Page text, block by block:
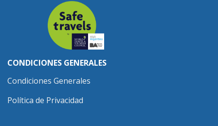
CONDICIONES GENERALES
Condiciones Generales
Política de Privacidad